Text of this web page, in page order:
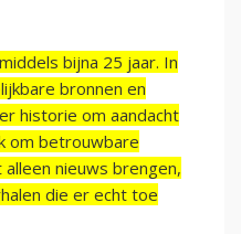
bijna 25 jaar. In
bronnen en
historie om aandacht
om betrouwbare
nieuws brengen,
die er echt toe